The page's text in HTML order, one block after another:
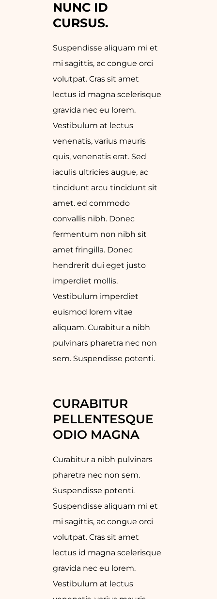
NUNC ID
CURSUS.
Suspendisse aliquam mi et
mi sagittis, ac congue orci
volutpat. Cras sit amet
lectus id magna scelerisque
gravida nec eu lorem.
Vestibulum at lectus
venenatis, varius mauris
quis, venenatis erat. Sed
iaculis ultricies augue, ac
tincidunt arcu tincidunt sit
amet. ed commodo
convallis nibh. Donec
fermentum non nibh sit
amet fringilla. Donec
hendrerit dui eget justo
imperdiet mollis.
Vestibulum imperdiet
euismod lorem vitae
aliquam. Curabitur a nibh
pulvinars pharetra nec non
sem. Suspendisse potenti.
CURABITUR
PELLENTESQUE
ODIO MAGNA
Curabitur a nibh pulvinars
pharetra nec non sem.
Suspendisse potenti.
Suspendisse aliquam mi et
mi sagittis, ac congue orci
volutpat. Cras sit amet
lectus id magna scelerisque
gravida nec eu lorem.
Vestibulum at lectus